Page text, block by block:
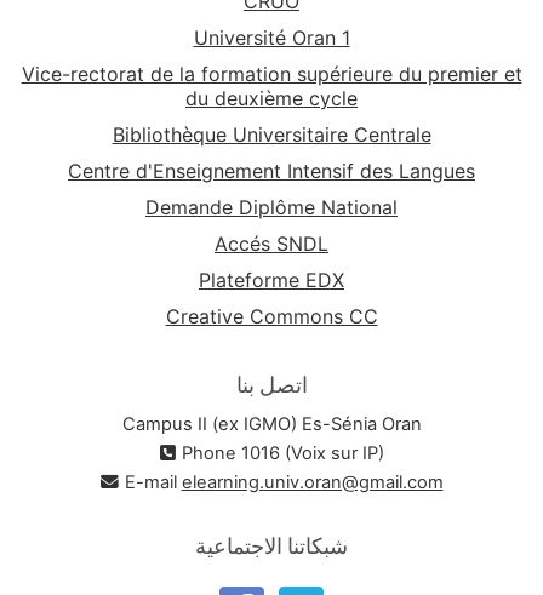
Université Oran 1
Vice-rectorat de la formation supérieure du premier et
du deuxième cycle
Bibliothèque Universitaire Centrale
Centre d'Enseignement Intensif des Langues
Demande Diplôme National
Accés SNDL
Plateforme EDX
Creative Commons CC
اتصل بنا
Campus II (ex IGMO) Es-Sénia Oran
Phone 1016 (Voix sur IP)
E-mail elearning.univ.oran@gmail.com
شبكاتنا الاجتماعية